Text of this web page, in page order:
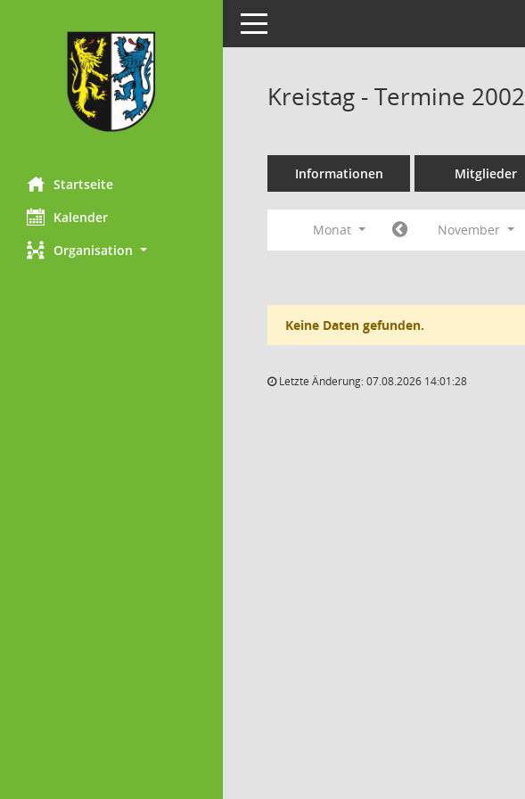
Startseite
Kalender
Organisation
Toggle navigation
Kreistag - Termine 2002
Informationen Mitglieder
Monat November
Keine Daten gefunden.
Letzte Änderung: 07.08.2026 14:01:28